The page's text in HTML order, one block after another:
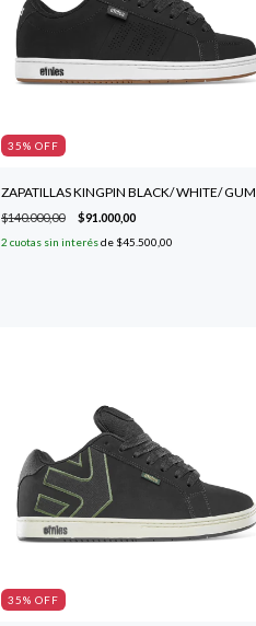
35% OFF
ZAPATILLAS KINGPIN BLACK/ WHITE/ GUM
$140.000,00 $91.000,00
2 cuotas sin interésde $45.500,00
35% OFF